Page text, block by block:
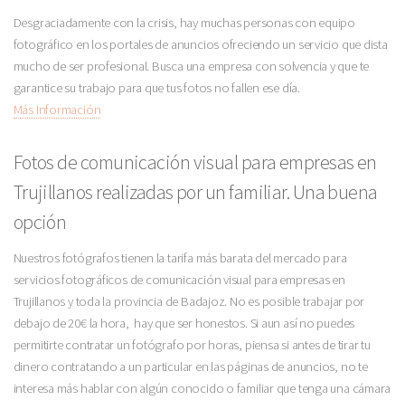
Desgraciadamente con la crisis, hay muchas personas con equipo
fotográfico en los portales de anuncios ofreciendo un servicio que dista
mucho de ser profesional. Busca una empresa con solvencia y que te
garantice su trabajo para que tus fotos no fallen ese día.
Más Información
Fotos de comunicación visual para empresas en
Trujillanos realizadas por un familiar. Una buena
opción
Nuestros fotógrafos tienen la tarifa más barata del mercado para
servicios fotográficos de comunicación visual para empresas en
Trujillanos y toda la provincia de Badajoz. No es posible trabajar por
debajo de 20€ la hora, hay que ser honestos. Si aun así no puedes
permitirte contratar un fotógrafo por horas, piensa si antes de tirar tu
dinero contratando a un particular en las páginas de anuncios, no te
interesa más hablar con algún conocido o familiar que tenga una cámara